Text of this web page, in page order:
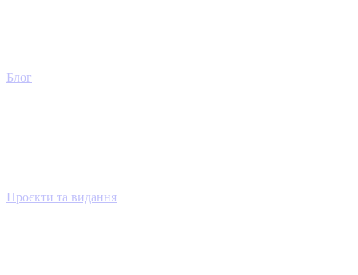
Блог
Проєкти та видання